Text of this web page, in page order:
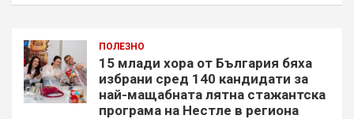
ПОЛЕЗНО
15 млади хора от България бяха
избрани сред 140 кандидати за
най-мащабната лятна стажантска
програма на Нестле в региона